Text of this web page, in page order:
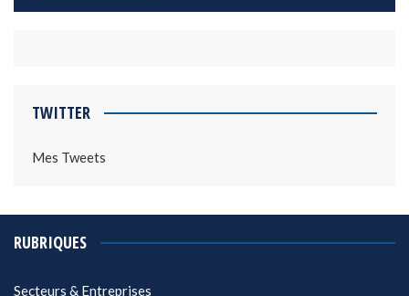
TWITTER
Mes Tweets
RUBRIQUES
Secteurs & Entreprises